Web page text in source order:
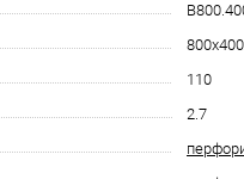
110
2.7